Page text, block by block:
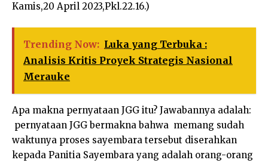
Kamis,20 April 2023,Pkl.22.16.)
Trending Now: Luka yang Terbuka :
Analisis Kritis Proyek Strategis Nasional
Merauke
Apa makna pernyataan JGG itu? Jawabannya adalah:
pernyataan JGG bermakna bahwa memang sudah
waktunya proses sayembara tersebut diserahkan
kepada Panitia Sayembara yang adalah orang-orang